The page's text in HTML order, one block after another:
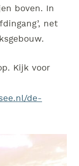
boven. In
net
Kijk voor
de-